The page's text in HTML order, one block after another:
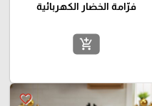
فرّامة الخضار الكهربائية
add_shopping_cart
favorite_border